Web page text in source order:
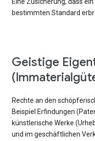
Eine Zusicherung, dass
bestimmten Standard
Geistige Eigentumsrechte
Rechte an den
Beispiel Erfindungen
künstlerische Werke
und im geschäftlichen